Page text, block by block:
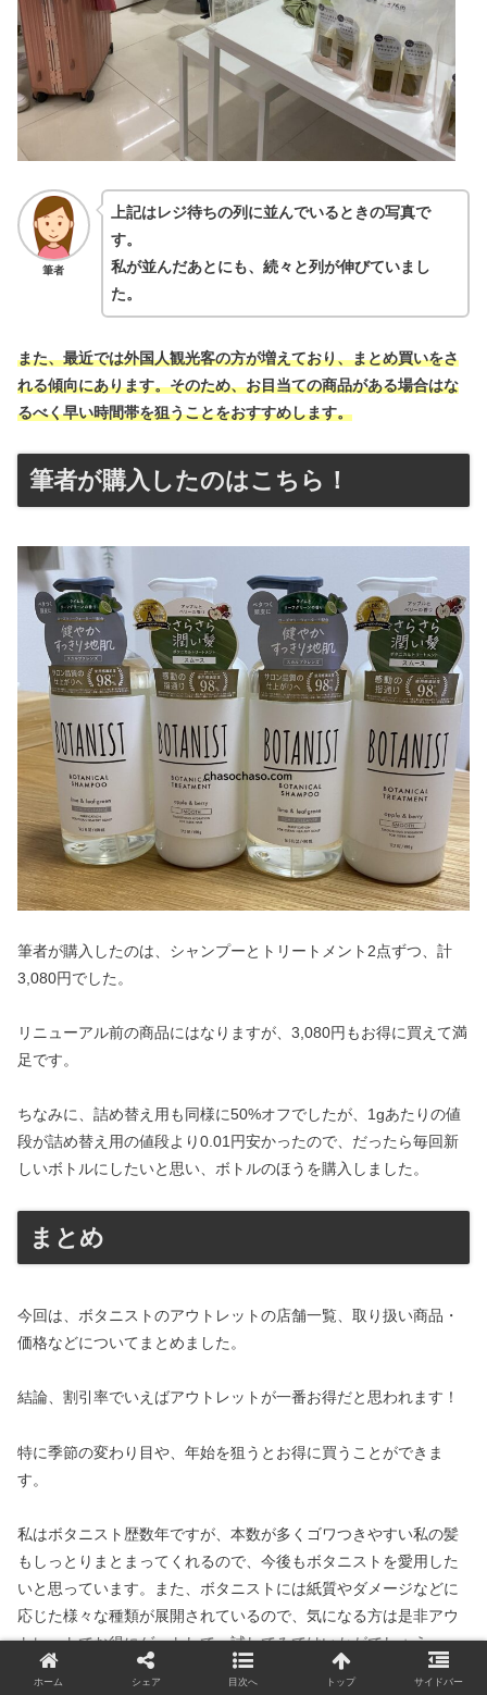
筆者
上記はレジ待ちの列に並んでいるときの写真で
す。
私が並んだあとにも、続々と列が伸びていまし
た。
また、最近では外国人観光客の方が増えており、まとめ買いをさ
れる傾向にあります。そのため、お目当ての商品がある場合はな
るべく早い時間帯を狙うことをおすすめします。
筆者が購入したのはこちら！
筆者が購入したのは、シャンプーとトリートメント2点ずつ、計
3,080円でした。
リニューアル前の商品にはなりますが、3,080円もお得に買えて満
足です。
ちなみに、詰め替え用も同様に50%オフでしたが、1gあたりの値
段が詰め替え用の値段より0.01円安かったので、だったら毎回新
しいボトルにしたいと思い、ボトルのほうを購入しました。
まとめ
今回は、ボタニストのアウトレットの店舗一覧、取り扱い商品・
価格などについてまとめました。
結論、割引率でいえばアウトレットが一番お得だと思われます！
特に季節の変わり目や、年始を狙うとお得に買うことができま
す。
私はボタニスト歴数年ですが、本数が多くゴワつきやすい私の髪
もしっとりまとまってくれるので、今後もボタニストを愛用した
いと思っています。また、ボタニストには紙質やダメージなどに
応じた様々な種類が展開されているので、気になる方は是非アウ
トレットでお得にゲットして、試してみてはいかがでしょう
か！？
ホーム シェア 目次へ トップ サイドバー